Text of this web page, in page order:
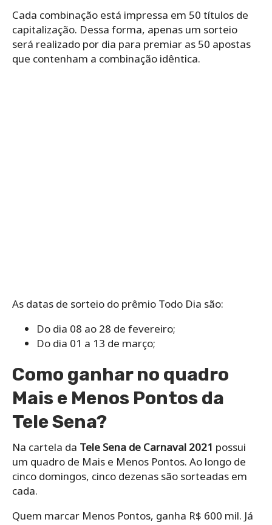
Cada combinação está impressa em 50 títulos de
capitalização. Dessa forma, apenas um sorteio
será realizado por dia para premiar as 50 apostas
que contenham a combinação idêntica.
As datas de sorteio do prêmio Todo Dia são:
Do dia 08 ao 28 de fevereiro;
Do dia 01 a 13 de março;
Como ganhar no quadro
Mais e Menos Pontos da
Tele Sena?
Na cartela da Tele Sena de Carnaval 2021 possui
um quadro de Mais e Menos Pontos. Ao longo de
cinco domingos, cinco dezenas são sorteadas em
cada.
Quem marcar Menos Pontos, ganha R$ 600 mil. Já